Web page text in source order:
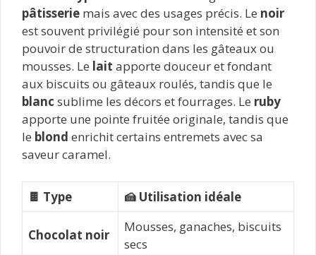
pâtisserie mais avec des usages précis. Le noir
est souvent privilégié pour son intensité et son
pouvoir de structuration dans les gâteaux ou
mousses. Le lait apporte douceur et fondant
aux biscuits ou gâteaux roulés, tandis que le
blanc sublime les décors et fourrages. Le ruby
apporte une pointe fruitée originale, tandis que
le blond enrichit certains entremets avec sa
saveur caramel.
🍫 Type 🍰 Utilisation idéale
Chocolat noir
Mousses, ganaches, biscuits
secs